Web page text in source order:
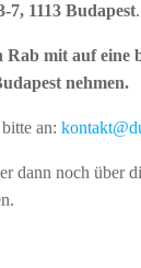
7, 1113 Budapest.
mit auf eine
nehmen.
an:
dann noch über